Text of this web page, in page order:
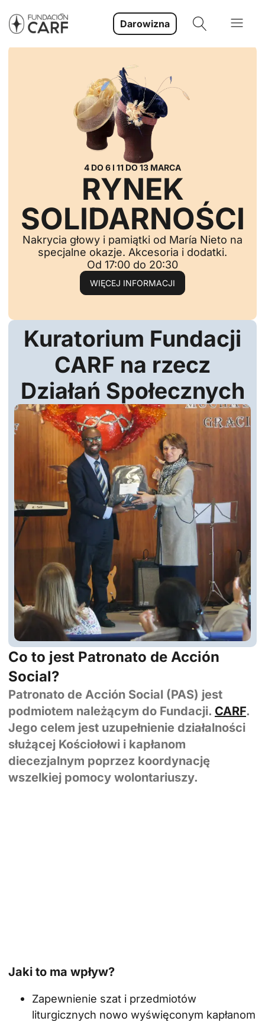
Darowizna
4 DO 6 I 11 DO 13 MARCA
RYNEK
SOLIDARNOŚCI
Nakrycia głowy i pamiątki od María Nieto na
specjalne okazje. Akcesoria i dodatki.
Od 17:00 do 20:30
WIĘCEJ INFORMACJI
Kuratorium Fundacji
CARF na rzecz
Działań Społecznych
Co to jest Patronato de Acción
Social?
Patronato de Acción Social (PAS) jest
podmiotem należącym do Fundacji. CARF.
Jego celem jest uzupełnienie działalności
służącej Kościołowi i kapłanom
diecezjalnym poprzez koordynację
wszelkiej pomocy wolontariuszy.
Jaki to ma wpływ?
Zapewnienie szat i przedmiotów
liturgicznych nowo wyświęconym kapłanom